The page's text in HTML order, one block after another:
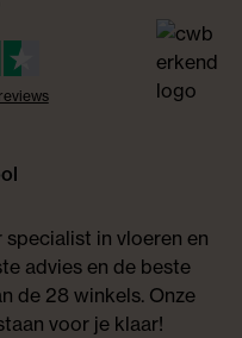
in vloeren en
advies en de beste
de 28 winkels. Onze
voor je klaar!